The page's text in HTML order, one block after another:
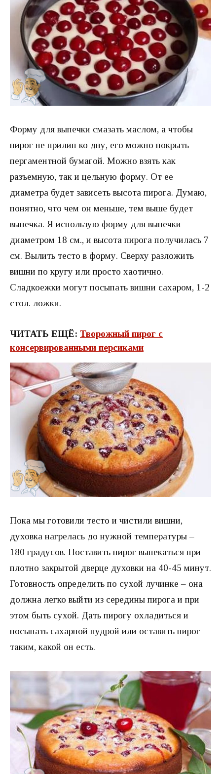
Форму для выпечки смазать маслом, а чтобы
пирог не прилип ко дну, его можно покрыть
пергаментной бумагой. Можно взять как
разъемную, так и цельную форму. От ее
диаметра будет зависеть высота пирога. Думаю,
понятно, что чем он меньше, тем выше будет
выпечка. Я использую форму для выпечки
диаметром 18 см., и высота пирога получилась 7
см. Вылить тесто в форму. Сверху разложить
вишни по кругу или просто хаотично.
Сладкоежки могут посыпать вишни сахаром, 1-2
стол. ложки.
ЧИТАТЬ ЕЩЁ: Творожный пирог с
консервированными персиками
Пока мы готовили тесто и чистили вишни,
духовка нагрелась до нужной температуры –
180 градусов. Поставить пирог выпекаться при
плотно закрытой дверце духовки на 40-45 минут.
Готовность определить по сухой лучинке – она
должна легко выйти из середины пирога и при
этом быть сухой. Дать пирогу охладиться и
посыпать сахарной пудрой или оставить пирог
таким, какой он есть.